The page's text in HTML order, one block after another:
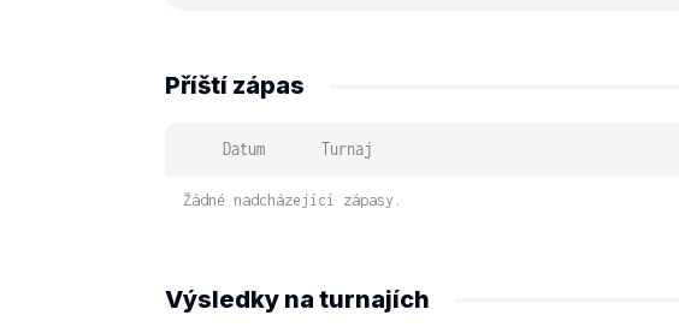
Příští zápas
Datum Turnaj
Žádné nadcházející zápasy.
Výsledky na turnajích